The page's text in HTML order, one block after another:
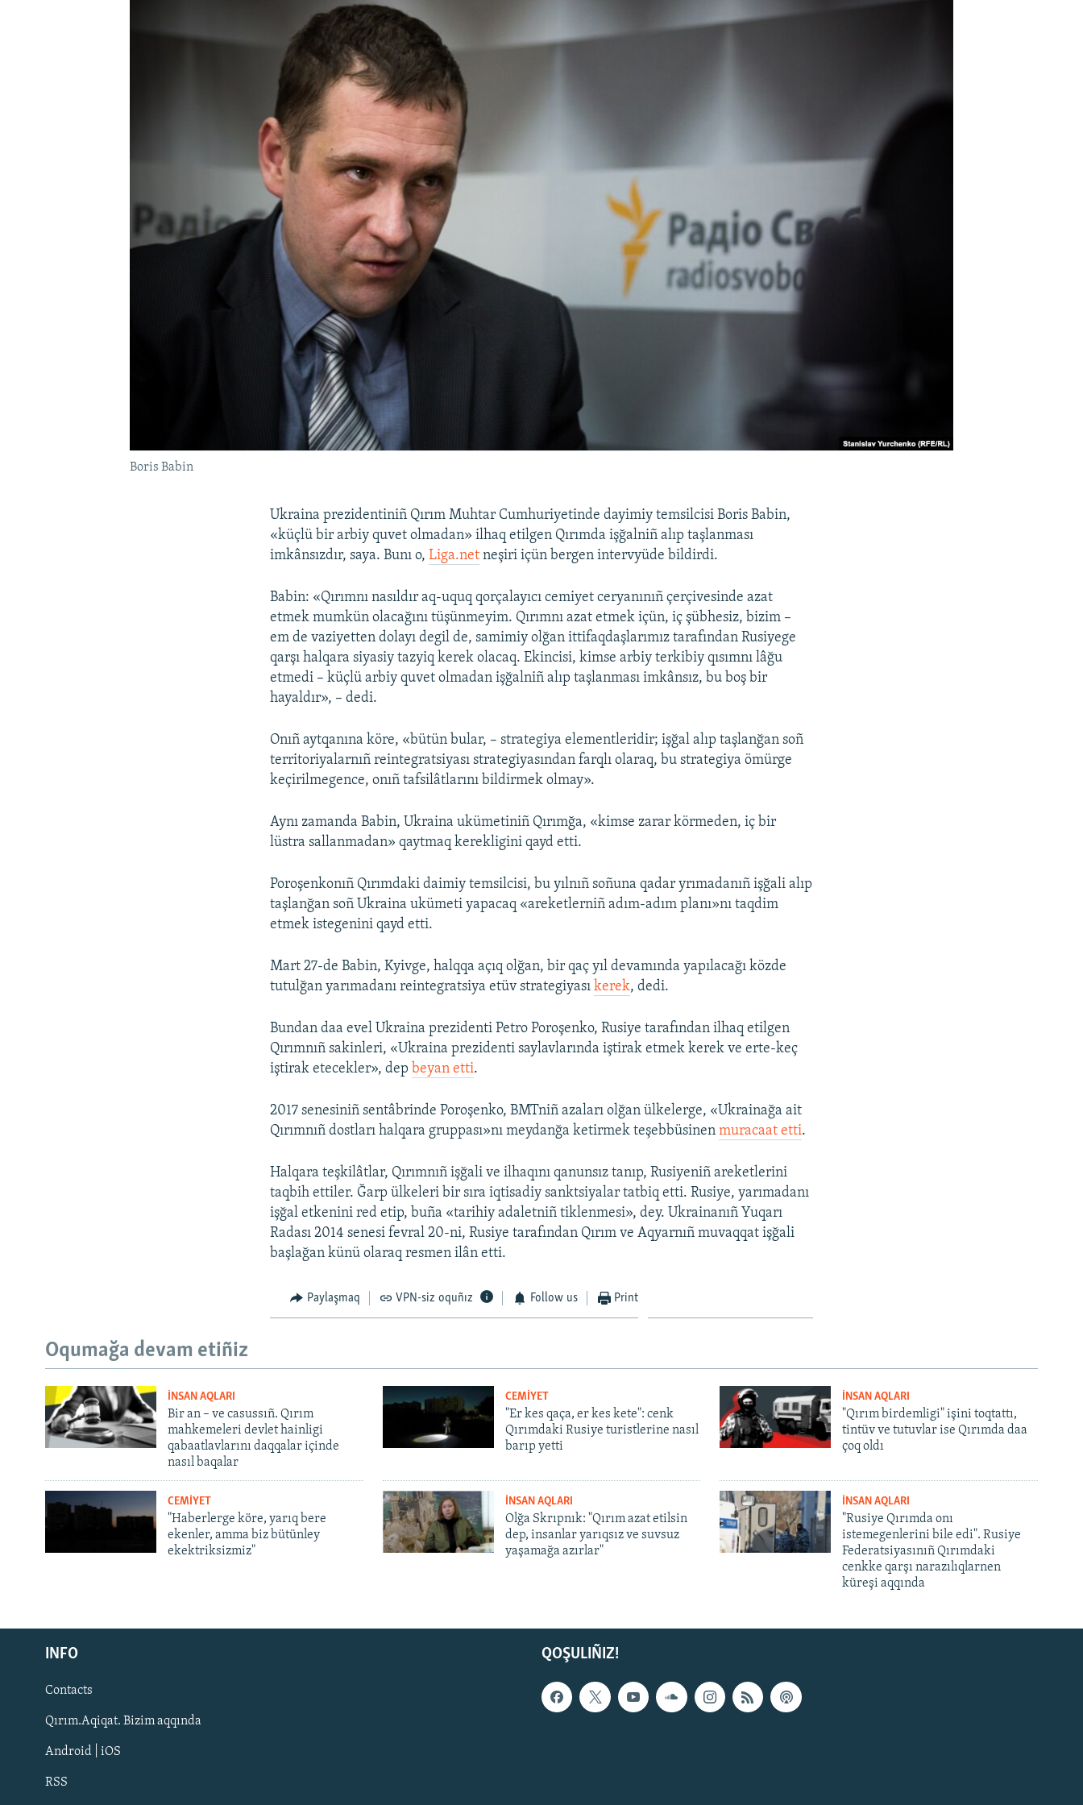
Русский
Українською
QOŞULIÑIZ!
Boris Babin
Ukraina prezidentiniñ Qırım Muhtar Cumhuriyetinde dayimiy temsilcisi Boris Babin,
«küçlü bir arbiy quvet olmadan» ilhaq etilgen Qırımda işğalniñ alıp taşlanması
imkânsızdır, saya. Bunı o,Liga.net neşiri içün bergen intervyüde bildirdi.
Babin: «Qırımnı nasıldır aq-uquq qorçalayıcı cemiyet ceryanınıñ çerçivesinde azat
etmek mumkün olacağını tüşünmeyim. Qırımnı azat etmek içün, iç şübhesiz, bizim –
em de vaziyetten dolayı degil de, samimiy olğan ittifaqdaşlarımız tarafından Rusiyege
qarşı halqara siyasiy tazyiq kerek olacaq. Ekincisi, kimse arbiy terkibiy qısımnı lâğu
etmedi – küçlü arbiy quvet olmadan işğalniñ alıp taşlanması imkânsız, bu boş bir
hayaldır», – dedi.
Onıñ aytqanına köre, «bütün bular, – strategiya elementleridir; işğal alıp taşlanğan soñ
territoriyalarnıñ reintegratsiyası strategiyasından farqlı olaraq, bu strategiya ömürge
keçirilmegence, onıñ tafsilâtlarını bildirmek olmay».
Aynı zamanda Babin, Ukraina ukümetiniñ Qırımğa, «kimse zarar körmeden, iç bir
lüstra sallanmadan» qaytmaq kerekligini qayd etti.
Poroşenkonıñ Qırımdaki daimiy temsilcisi, bu yılnıñ soñuna qadar yrımadanıñ işğali alıp
taşlanğan soñ Ukraina ukümeti yapacaq «areketlerniñ adım-adım planı»nı taqdim
etmek istegenini qayd etti.
Mart 27-de Babin, Kyivge, halqqa açıq olğan, bir qaç yıl devamında yapılacağı közde
tutulğan yarımadanı reintegratsiya etüv strategiyasıkerek, dedi.
Bundan daa evel Ukraina prezidenti Petro Poroşenko, Rusiye tarafından ilhaq etilgen
Qırımnıñ sakinleri, «Ukraina prezidenti saylavlarında iştirak etmek kerek ve erte-keç
iştirak etecekler», dep beyan etti.
2017 senesiniñ sentâbrinde Poroşenko, BMTniñ azaları olğan ülkelerge, «Ukrainağa ait
Qırımnıñ dostları halqara gruppası»nı meydanğa ketirmek teşebbüsinenmuracaat etti.
Halqara teşkilâtlar, Qırımnıñ işğali ve ilhaqını qanunsız tanıp, Rusiyeniñ areketlerini
taqbih ettiler. Ğarp ülkeleri bir sıra iqtisadiy sanktsiyalar tatbiq etti. Rusiye, yarımadanı
işğal etkenini red etip, buña «tarihiy adaletniñ tiklenmesi», dey. Ukrainanıñ Yuqarı
Radası 2014 senesi fevral 20-ni, Rusiye tarafından Qırım ve Aqyarnıñ muvaqqat işğali
başlağan künü olaraq resmen ilân etti.
Paylaşmaq VPN-siz oquñız Follow us Print
Oqumağa devam etiñiz
İNSAN AQLARI
Bir an – ve casussıñ. Qırım
mahkemeleri devlet hainligi
qabaatlavlarını daqqalar içinde
nasıl baqalar
CEMİYET
"Er kes qaça, er kes kete": cenk
Qırımdaki Rusiye turistlerine nasıl
barıp yetti
İNSAN AQLARI
"Qırım birdemligi" işini toqtattı,
tintüv ve tutuvlar ise Qırımda daa
çoq oldı
CEMİYET
"Haberlerge köre, yarıq bere
ekenler, amma biz bütünley
ekektriksizmiz"
İNSAN AQLARI
Olğa Skrıpnık: "Qırım azat etilsin
dep, insanlar yarıqsız ve suvsuz
yaşamağa azırlar"
İNSAN AQLARI
"Rusiye Qırımda onı
istemegenlerini bile edi". Rusiye
Federatsiyasınıñ Qırımdaki
cenkke qarşı narazılıqlarnen
küreşi aqqında
QOŞULIÑIZ!
INFO
Contacts
Qırım.Aqiqat. Bizim aqqında
Android | iOS
RSS